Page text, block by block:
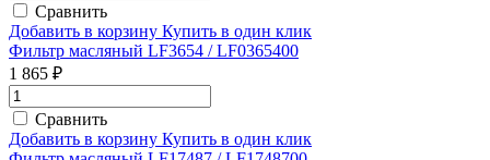
Сравнить
Добавить в корзину Купить в один клик
Фильтр масляный LF3654 / LF0365400
1 865 ₽
Сравнить
Добавить в корзину Купить в один клик